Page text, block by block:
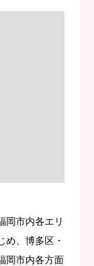
岡市内各エリ
め、博多区・
岡市内各方面